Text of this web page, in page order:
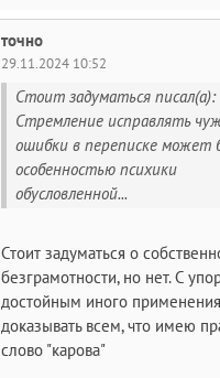
точно
29.11.2024 10:52
Стоит задуматься писал(а):
Стремление исправлять
ошибки в переписке может
особенностью психики
обусловленной...
Стоит задуматься о
безграмотности, но нет. С
достойным иного
доказывать всем, что имею
слово "карова"